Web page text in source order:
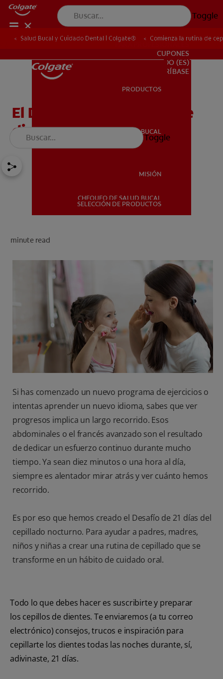
Toggle
SALUD BUCAL
PARA PROFESIONALES
CUPONES
DO (ES)
SUSCRÍBASE
PARA PROFESIONALES
CUPONES
DO (ES)
SUSCRÍBASE
PRODUCTOS
SALUD BUCAL
MISIÓN
CHEQUEO DE SALUD BUCAL
SELECCIÓN DE PRODUCTOS
Toggle
Salud Bucal y Cuidado Dental | Colgate® Comienza la rutina de
El Desafío de cepillado de
dientes de 21 días
minute read
Si has comenzado un nuevo programa de ejercicios o
intentas aprender un nuevo idioma, sabes que ver
progresos implica un largo recorrido. Esos
abdominales o el francés avanzado son el resultado
de dedicar un esfuerzo continuo durante mucho
tiempo. Ya sean diez minutos o una hora al día,
siempre es alentador mirar atrás y ver cuánto hemos
recorrido.
Es por eso que hemos creado el Desafío de 21 días del
cepillado nocturno. Para ayudar a padres, madres,
niños y niñas a crear una rutina de cepillado que se
transforme en un hábito de cuidado oral.
Todo lo que debes hacer es suscribirte y preparar
los cepillos de dientes. Te enviaremos (a tu correo
electrónico) consejos, trucos e inspiración para
cepillarte los dientes todas las noches durante, sí,
adivinaste, 21 días.